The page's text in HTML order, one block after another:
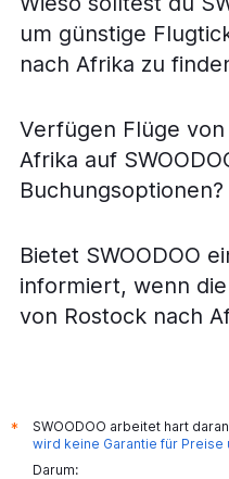
Flüge von Frankfurt am
Flüge von Düsseldorf
Flüge von Düsseldorf
Flüge von Düsseldorf nach
Flüge von Düsseldorf
Flüge von Köln nach Berlin
Flüge von Berlin nach
Flüge von Düsseldorf
um günstige
nach Afrika zu
Verfügen Flüge
Afrika auf
Buchungsoptionen?
Bietet SWOODOO
informiert, wenn
von Rostock nach
*
SWOODOO arbeitet hart
wird keine Garantie für Preise
Darum: